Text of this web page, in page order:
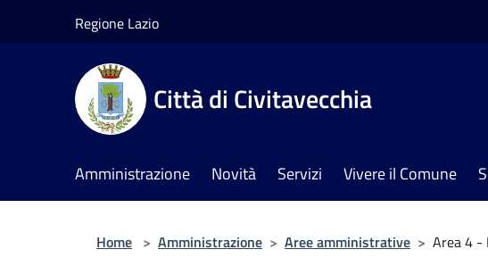
Regione Lazio
Città di Civitavecchia
Amministrazione Novità Servizi Vivere il Comune
Home > Amministrazione > Aree amministrative > Area 4 -